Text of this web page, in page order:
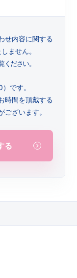
せ内容に関する
ません。
ください。
です。
時間を頂戴する
ざいます。
る